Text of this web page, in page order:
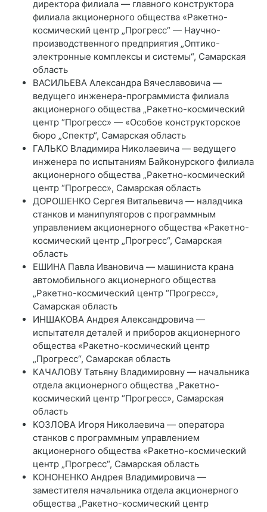
директора филиала — главного конструктора
филиала акционерного общества «Ракетно-
космический центр „Прогресс“ — Научно-
производственного предприятия „Оптико-
электронные комплексы и системы“, Самарская
область
ВАСИЛЬЕВА Александра Вячеславовича —
ведущего инженера-программиста филиала
акционерного общества „Ракетно-космический
центр “Прогресс» — «Особое конструкторское
бюро „Спектр“, Самарская область
ГАЛЬКО Владимира Николаевича — ведущего
инженера по испытаниям Байконурского филиала
акционерного общества „Ракетно-космический
центр “Прогресс», Самарская область
ДОРОШЕНКО Сергея Витальевича — наладчика
станков и манипуляторов с программным
управлением акционерного общества «Ракетно-
космический центр „Прогресс“, Самарская
область
ЕШИНА Павла Ивановича — машиниста крана
автомобильного акционерного общества
„Ракетно-космический центр “Прогресс»,
Самарская область
ИНШАКОВА Андрея Александровича —
испытателя деталей и приборов акционерного
общества «Ракетно-космический центр
„Прогресс“, Самарская область
КАЧАЛОВУ Татьяну Владимировну — начальника
отдела акционерного общества „Ракетно-
космический центр “Прогресс», Самарская
область
КОЗЛОВА Игоря Николаевича — оператора
станков с программным управлением
акционерного общества «Ракетно-космический
центр „Прогресс“, Самарская область
КОНОНЕНКО Андрея Владимировича —
заместителя начальника отдела акционерного
общества „Ракетно-космический центр